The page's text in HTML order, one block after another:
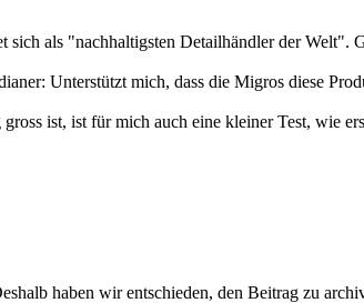
sich als "nachhaltigsten Detailhändler der Welt".
Unterstützt mich, dass die Migros diese
ist, ist für mich auch eine kleiner Test, wie
haben wir entschieden, den Beitrag zu